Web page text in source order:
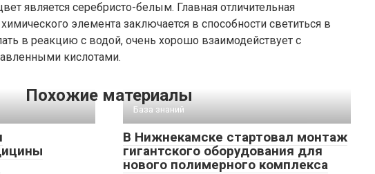
является серебристо-белым. Главная отличительная
элемента заключается в способности светиться в
в реакцию с водой, очень хорошо взаимодействует с
кислотами.
Похожие материалы
База знаний
В Нижнекамске стартовал монтаж
гигантского оборудования для
нового полимерного комплекса